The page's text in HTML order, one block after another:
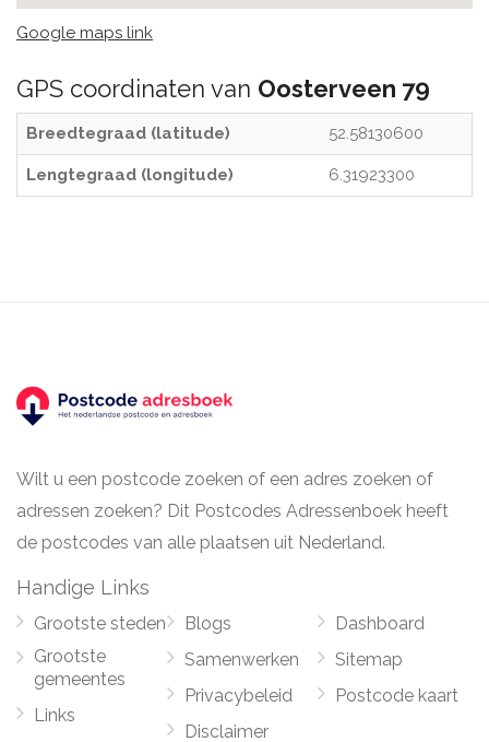
Google maps link
GPS coordinaten van Oosterveen 79
Breedtegraad (latitude) 52.58130600
Lengtegraad (longitude) 6.31923300
Wilt u een postcode zoeken of een adres zoeken of
adressen zoeken? Dit Postcodes Adressenboek heeft
de postcodes van alle plaatsen uit Nederland.
Handige Links
Grootste steden
Grootste
gemeentes
Links
Blogs
Samenwerken
Privacybeleid
Disclaimer
Dashboard
Sitemap
Postcode kaart